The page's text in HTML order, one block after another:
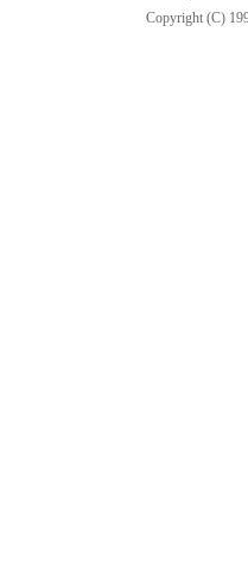
Copyright (C)